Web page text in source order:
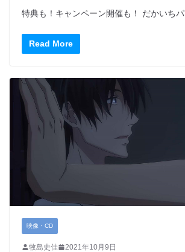
特典も！キャンペーン開催も！ だかいちパ
Read More
映像・CD
牧島史佳
2021年10月9日